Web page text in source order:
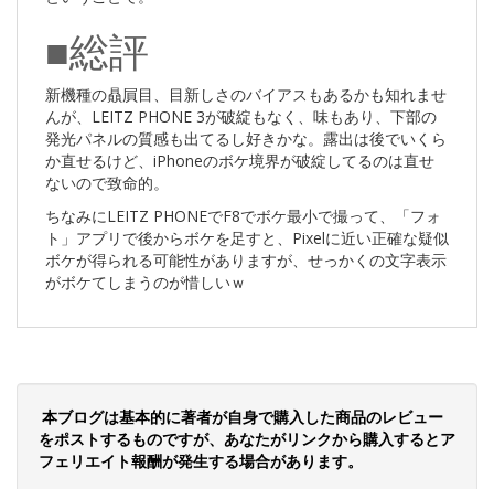
■総評
新機種の贔屓目、目新しさのバイアスもあるかも知れませ
んが、LEITZ PHONE 3が破綻もなく、味もあり、下部の
発光パネルの質感も出てるし好きかな。露出は後でいくら
か直せるけど、iPhoneのボケ境界が破綻してるのは直せ
ないので致命的。
ちなみにLEITZ PHONEでF8でボケ最小で撮って、「フォ
ト」アプリで後からボケを足すと、Pixelに近い正確な疑似
ボケが得られる可能性がありますが、せっかくの文字表示
がボケてしまうのが惜しいｗ
本ブログは基本的に著者が自身で購入した商品のレビュー
をポストするものですが、あなたがリンクから購入するとア
フェリエイト報酬が発生する場合があります。